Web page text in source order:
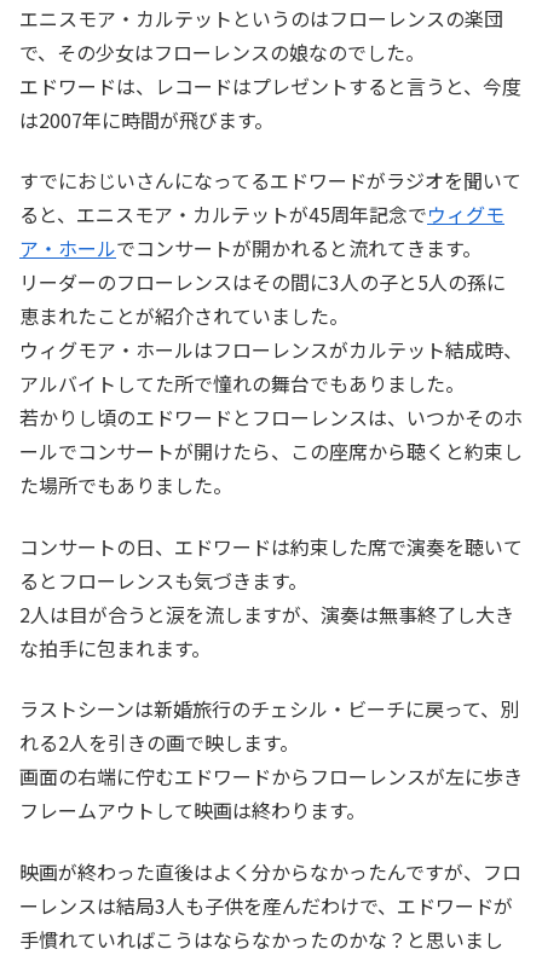
エニスモア・カルテットというのはフローレンスの楽団
で、その少女はフローレンスの娘なのでした。
エドワードは、レコードはプレゼントすると言うと、今度
は2007年に時間が飛びます。
すでにおじいさんになってるエドワードがラジオを聞いて
ると、エニスモア・カルテットが45周年記念でウィグモ
ア・ホールでコンサートが開かれると流れてきます。
リーダーのフローレンスはその間に3人の子と5人の孫に
恵まれたことが紹介されていました。
ウィグモア・ホールはフローレンスがカルテット結成時、
アルバイトしてた所で憧れの舞台でもありました。
若かりし頃のエドワードとフローレンスは、いつかそのホ
ールでコンサートが開けたら、この座席から聴くと約束し
た場所でもありました。
コンサートの日、エドワードは約束した席で演奏を聴いて
るとフローレンスも気づきます。
2人は目が合うと涙を流しますが、演奏は無事終了し大き
な拍手に包まれます。
ラストシーンは新婚旅行のチェシル・ビーチに戻って、別
れる2人を引きの画で映します。
画面の右端に佇むエドワードからフローレンスが左に歩き
フレームアウトして映画は終わります。
映画が終わった直後はよく分からなかったんですが、フロ
ーレンスは結局3人も子供を産んだわけで、エドワードが
手慣れていればこうはならなかったのかな？と思いまし